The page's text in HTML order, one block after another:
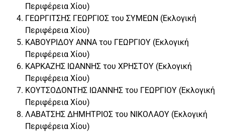
Περιφέρεια Χίου)
ΓΕΩΡΓΙΤΣΗΣ ΓΕΩΡΓΙΟΣ του ΣΥΜΕΩΝ (Εκλογική
Περιφέρεια Χίου)
ΚΑΒΟΥΡΙΔΟΥ ΑΝΝΑ του ΓΕΩΡΓΙΟΥ (Εκλογική
Περιφέρεια Χίου)
ΚΑΡΚΑΖΗΣ ΙΩΑΝΝΗΣ του ΧΡΗΣΤΟΥ (Εκλογική
Περιφέρεια Χίου)
ΚΟΥΤΣΟΔΟΝΤΗΣ ΙΩΑΝΝΗΣ του ΓΕΩΡΓΙΟΥ (Εκλογική
Περιφέρεια Χίου)
ΛΑΒΑΤΣΗΣ ΔΗΜΗΤΡΙΟΣ του ΝΙΚΟΛΑΟΥ (Εκλογική
Περιφέρεια Χίου)